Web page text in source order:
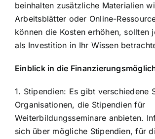
beinhalten zusätzliche Materialien
Arbeitsblätter oder Online-
können die Kosten erhöhen, sollten
als Investition in Ihr Wissen
Einblick in die
1. Stipendien: Es gibt verschiedene
Organisationen, die Stipendien für
Weiterbildungsseminare anbieten.
sich über mögliche Stipendien, für